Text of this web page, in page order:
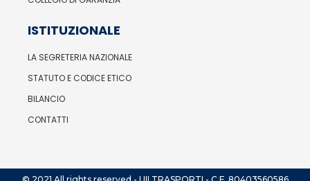
ISTITUZIONALE
LA SEGRETERIA NAZIONALE
STATUTO E CODICE ETICO
BILANCIO
CONTATTI